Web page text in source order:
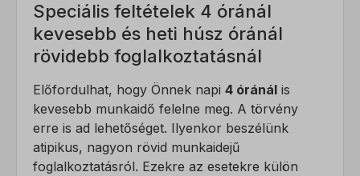
Speciális feltételek 4 óránál
kevesebb és heti húsz óránál
rövidebb foglalkoztatásnál
Előfordulhat, hogy Önnek napi 4 óránál is
kevesebb munkaidő felelne meg. A törvény
erre is ad lehetőséget. Ilyenkor beszélünk
atipikus, nagyon rövid munkaidejű
foglalkoztatásról. Ezekre az esetekre külön